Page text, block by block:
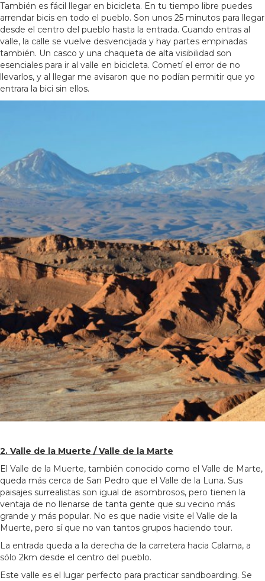
También es fácil llegar en bicicleta. En tu tiempo libre puedes
arrendar bicis en todo el pueblo. Son unos 25 minutos para llegar
desde el centro del pueblo hasta la entrada. Cuando entras al
valle, la calle se vuelve desvencijada y hay partes empinadas
también. Un casco y una chaqueta de alta visibilidad son
esenciales para ir al valle en bicicleta. Cometí el error de no
llevarlos, y al llegar me avisaron que no podían permitir que yo
entrara la bici sin ellos.
2. Valle de la Muerte / Valle de la Marte
El Valle de la Muerte, también conocido como el Valle de Marte,
queda más cerca de San Pedro que el Valle de la Luna. Sus
paisajes surrealistas son igual de asombrosos, pero tienen la
ventaja de no llenarse de tanta gente que su vecino más
grande y más popular. No es que nadie visite el Valle de la
Muerte, pero sí que no van tantos grupos haciendo tour.
La entrada queda a la derecha de la carretera hacia Calama, a
sólo 2km desde el centro del pueblo.
Este valle es el lugar perfecto para practicar sandboarding. Se